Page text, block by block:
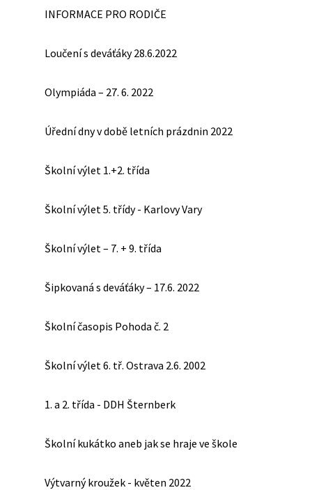
INFORMACE PRO RODIČE
Loučení s deváťáky 28.6.2022
Olympiáda – 27. 6. 2022
Úřední dny v době letních prázdnin 2022
Školní výlet 1.+2. třída
Školní výlet 5. třídy - Karlovy Vary
Školní výlet – 7. + 9. třída
Šipkovaná s deváťáky – 17.6. 2022
Školní časopis Pohoda č. 2
Školní výlet 6. tř. Ostrava 2.6. 2002
1. a 2. třída - DDH Šternberk
Školní kukátko aneb jak se hraje ve škole
Výtvarný kroužek - květen 2022